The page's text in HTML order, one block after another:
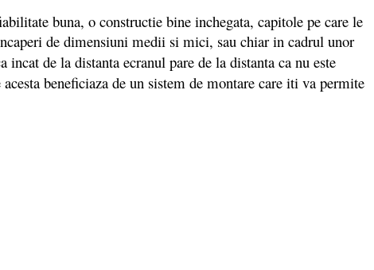
buna, o constructie bine inchegata, capitole pe care le
de dimensiuni medii si mici, sau chiar in cadrul unor
de la distanta ecranul pare de la distanta ca nu este
beneficiaza de un sistem de montare care iti va permite